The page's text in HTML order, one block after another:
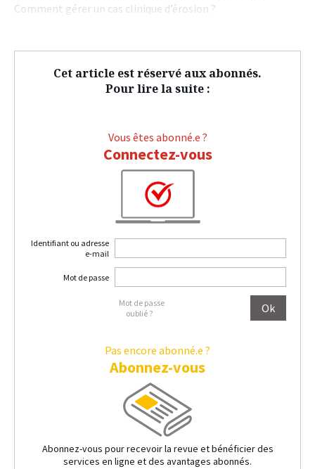
Comment gérer un cas clinique d’érosion ?
Cet article est réservé aux abonnés.
Pour lire la suite :
Vous êtes abonné.e ?
Connectez-vous
Identifiant ou adresse
e-mail
Mot de passe
Mot de passe
oublié ?
Pas encore abonné.e ?
Abonnez-vous
Abonnez-vous pour recevoir la revue et bénéficier des
services en ligne et des avantages abonnés.